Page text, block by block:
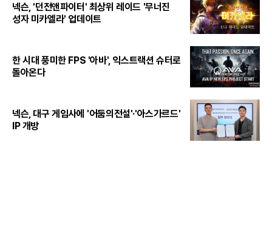
넥슨, '던전앤파이터' 최상위 레이드 '무너진
성자 미카엘라' 업데이트
한 시대 풍미한 FPS '아바', 익스트랙션 슈터로
돌아온다
넥슨, 대구 게임사에 '어둠의전설'·'아스가르드'
IP 개방